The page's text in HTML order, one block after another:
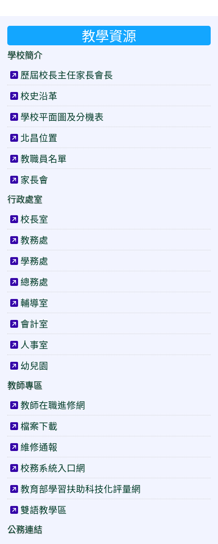
教學資源
學校簡介
歷屆校長主任家長會長
校史沿革
學校平面圖及分機表
北昌位置
教職員名單
家長會
行政處室
校長室
教務處
學務處
總務處
輔導室
會計室
人事室
幼兒園
教師專區
教師在職進修網
檔案下載
維修通報
校務系統入口網
教育部學習扶助科技化評量網
雙語教學區
公務連結